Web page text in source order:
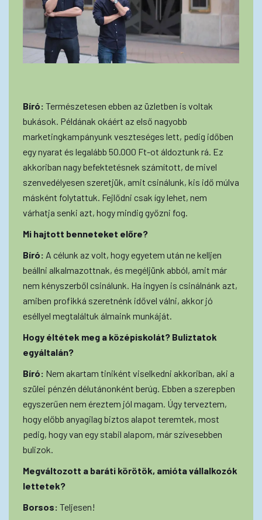
Bíró: Természetesen ebben az üzletben is voltak
bukások. Példának okáért az első nagyobb
marketingkampányunk veszteséges lett, pedig időben
egy nyarat és legalább 50.000 Ft-ot áldoztunk rá. Ez
akkoriban nagy befektetésnek számított, de mivel
szenvedélyesen szeretjük, amit csinálunk, kis idő múlva
másként folytattuk. Fejlődni csak így lehet, nem
várhatja senki azt, hogy mindig győzni fog.
Mi hajtott benneteket előre?
Bíró: A célunk az volt, hogy egyetem után ne kelljen
beállni alkalmazottnak, és megéljünk abból, amit már
nem kényszerből csinálunk. Ha ingyen is csinálnánk azt,
amiben profikká szeretnénk idővel válni, akkor jó
eséllyel megtaláltuk álmaink munkáját.
Hogy éltétek meg a középiskolát? Buliztatok
egyáltalán?
Bíró: Nem akartam tiniként viselkedni akkoriban, aki a
szülei pénzén délutánonként berúg. Ebben a szerepben
egyszerűen nem éreztem jól magam. Úgy terveztem,
hogy előbb anyagilag biztos alapot teremtek, most
pedig, hogy van egy stabil alapom, már szívesebben
bulizok.
Megváltozott a baráti körötök, amióta vállalkozók
lettetek?
Borsos: Teljesen!